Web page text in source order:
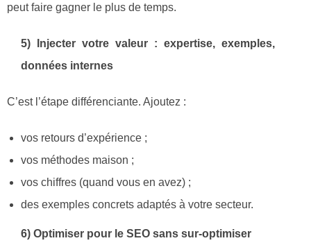
peut faire gagner le plus de temps.
5) Injecter votre valeur : expertise, exemples,
données internes
C’est l’étape différenciante. Ajoutez :
vos retours d’expérience ;
vos méthodes maison ;
vos chiffres (quand vous en avez) ;
des exemples concrets adaptés à votre secteur.
6) Optimiser pour le SEO sans sur-optimiser